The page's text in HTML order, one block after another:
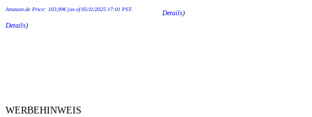
Amazon.de Price: 103,99€(as of 05/11/2025 17:01 PST-
Details)
Details)
WERBEHINWEIS